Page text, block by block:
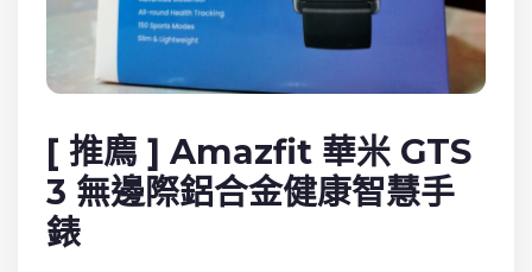
[ 推廌 ] Amazfit 華米 GTS
3 無邊際鋁合金健康智慧手
錶